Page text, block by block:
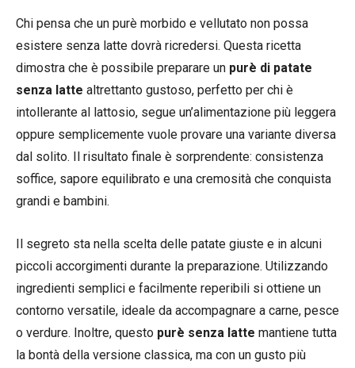
Chi pensa che un purè morbido e vellutato non possa
esistere senza latte dovrà ricredersi. Questa ricetta
dimostra che è possibile preparare un purè di patate
senza latte altrettanto gustoso, perfetto per chi è
intollerante al lattosio, segue un’alimentazione più leggera
oppure semplicemente vuole provare una variante diversa
dal solito. Il risultato finale è sorprendente: consistenza
soffice, sapore equilibrato e una cremosità che conquista
grandi e bambini.
Il segreto sta nella scelta delle patate giuste e in alcuni
piccoli accorgimenti durante la preparazione. Utilizzando
ingredienti semplici e facilmente reperibili si ottiene un
contorno versatile, ideale da accompagnare a carne, pesce
o verdure. Inoltre, questo purè senza latte mantiene tutta
la bontà della versione classica, ma con un gusto più